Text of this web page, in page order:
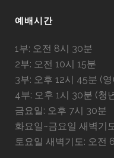
예배시간
1부: 오전 8시 30분
2부: 오전 10시 15분
3부: 오후 12시 45분 (영
4부: 오후 1시 30분 (청
금요일: 오후 7시 30분
화요일~금요일 새벽기
토요일 새벽기도: 오전